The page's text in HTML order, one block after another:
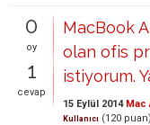
0
oy
1
cevap
MacBook
olan ofis
istiyorum.
15 Eylül 2014 Mac
Kullanıcı (120 puan)